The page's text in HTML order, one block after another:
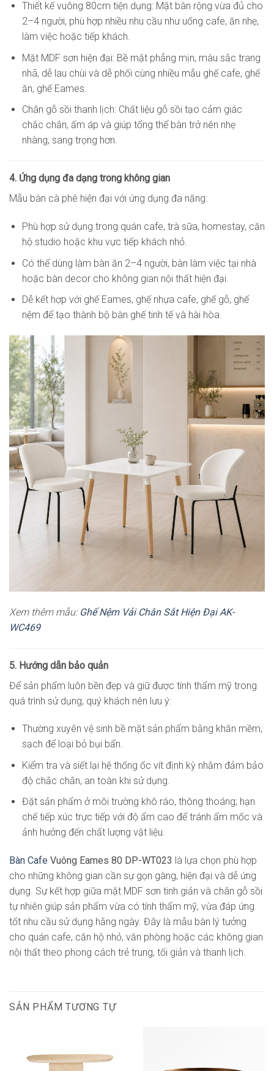
Thiết kế vuông 80cm tiện dụng: Mặt bàn rộng vừa đủ cho
2–4 người, phù hợp nhiều nhu cầu như uống cafe, ăn nhẹ,
làm việc hoặc tiếp khách.
Mặt MDF sơn hiện đại: Bề mặt phẳng mịn, màu sắc trang
nhã, dễ lau chùi và dễ phối cùng nhiều mẫu ghế cafe, ghế
ăn, ghế Eames.
Chân gỗ sồi thanh lịch: Chất liệu gỗ sồi tạo cảm giác
chắc chắn, ấm áp và giúp tổng thể bàn trở nên nhẹ
nhàng, sang trọng hơn.
4. Ứng dụng đa dạng trong không gian
Mẫu bàn cà phê hiện đại với ứng dụng đa năng:
Phù hợp sử dụng trong quán cafe, trà sữa, homestay, căn
hộ studio hoặc khu vực tiếp khách nhỏ.
Có thể dùng làm bàn ăn 2–4 người, bàn làm việc tại nhà
hoặc bàn decor cho không gian nội thất hiện đại.
Dễ kết hợp với ghế Eames, ghế nhựa cafe, ghế gỗ, ghế
nệm để tạo thành bộ bàn ghế tinh tế và hài hòa.
Xem thêm mẫu: Ghế Nệm Vải Chân Sắt Hiện Đại AK-
WC469
5. Hướng dẫn bảo quản
Để sản phẩm luôn bền đẹp và giữ được tính thẩm mỹ trong
quá trình sử dụng, quý khách nên lưu ý:
Thường xuyên vệ sinh bề mặt sản phẩm bằng khăn mềm,
sạch để loại bỏ bụi bẩn.
Kiểm tra và siết lại hệ thống ốc vít định kỳ nhằm đảm bảo
độ chắc chắn, an toàn khi sử dụng.
Đặt sản phẩm ở môi trường khô ráo, thông thoáng; hạn
chế tiếp xúc trực tiếp với độ ẩm cao để tránh ẩm mốc và
ảnh hưởng đến chất lượng vật liệu.
Bàn Cafe Vuông Eames 80 DP-WT023 là lựa chọn phù hợp
cho những không gian cần sự gọn gàng, hiện đại và dễ ứng
dụng. Sự kết hợp giữa mặt MDF sơn tinh giản và chân gỗ sồi
tự nhiên giúp sản phẩm vừa có tính thẩm mỹ, vừa đáp ứng
tốt nhu cầu sử dụng hằng ngày. Đây là mẫu bàn lý tưởng
cho quán cafe, căn hộ nhỏ, văn phòng hoặc các không gian
nội thất theo phong cách trẻ trung, tối giản và thanh lịch.
SẢN PHẨM TƯƠNG TỰ